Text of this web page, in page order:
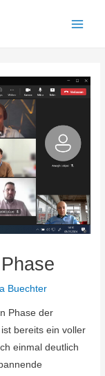
Buechter
Phase der
bereits ein voller
einmal deutlich